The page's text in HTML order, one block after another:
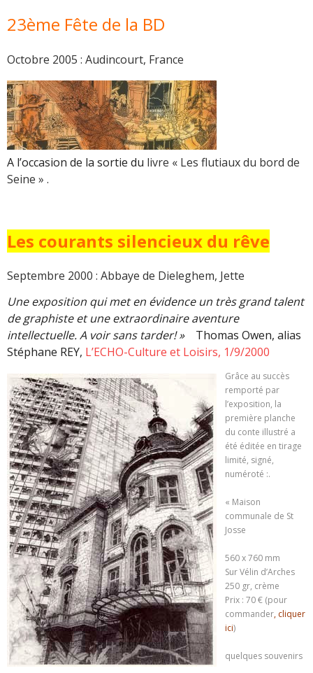
23ème Fête de la BD
Octobre 2005 : Audincourt, France
A l’occasion de la sortie du livre « Les flutiaux du bord de
Seine » .
Les courants silencieux du rêve
Septembre 2000 : Abbaye de Dieleghem, Jette
Une exposition qui met en évidence un très grand talent
de graphiste et une extraordinaire aventure
intellectuelle. A voir sans tarder! »Thomas Owen, alias
Stéphane REY, L’ECHO-Culture et Loisirs, 1/9/2000
Grâce au succès
remporté par
l’exposition, la
première planche
du conte illustré a
été éditée en tirage
limité, signé,
numéroté :.
« Maison
communale de St
Josse
560 x 760 mm
Sur Vélin d’Arches
250 gr, crème
Prix : 70 € (pour
commander, cliquer
ici)
quelques souvenirs